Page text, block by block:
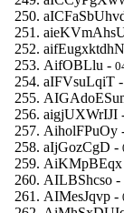
AifOBLlu -
aIFVsuLqiT -
aigjUXWrIJI
AiholFPuOy
aIjGozCgD -
AiKMpBEqx
AILBShcso -
AIMesJqvp -